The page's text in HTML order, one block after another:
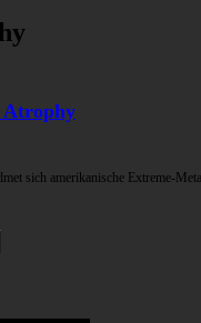
Atrophy
sich amerikanische Extreme-